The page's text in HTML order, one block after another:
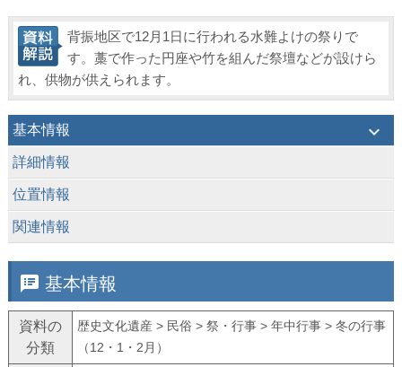
背振地区で12月1日に行われる水難よけの祭りで
す。藁で作った円座や竹を組んだ祭壇などが設けら
れ、供物が供えられます。
基本情報 keyboard_arrow_down
詳細情報
位置情報
関連情報
speaker_notes 基本情報
資料の
分類
歴史文化遺産 > 民俗 > 祭・行事 > 年中行事 > 冬の行事
（12・1・2月）